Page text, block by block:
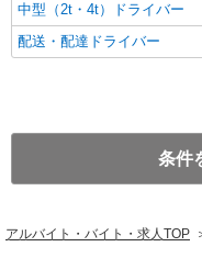
中型（2t・4t）ドライバー
配送・配達ドライバー
条件
アルバイト・バイト・求人TOP